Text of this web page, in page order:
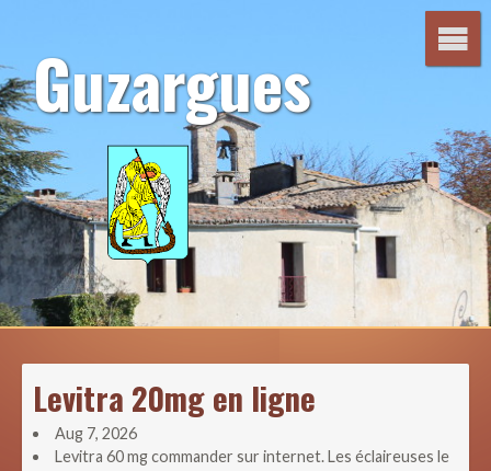
contenuGuzargues
Levitra 20mg en ligne
Aug 7, 2026
Levitra 60 mg commander sur internet. Les éclaireuses le